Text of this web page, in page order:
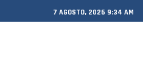
7 AGOSTO, 2026 9:34 AM